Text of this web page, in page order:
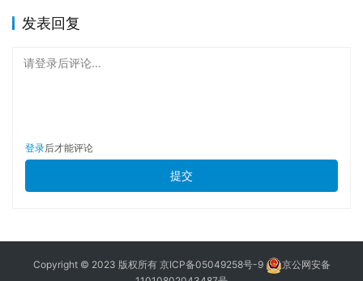
发表回复
请登录后评论...
登录后才能评论
提交
Copyright © 2023 版权所有 京ICP备05049258号-9
京公网安备